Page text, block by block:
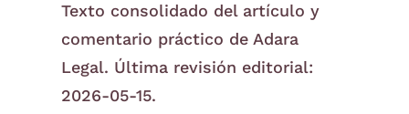
Texto consolidado del artículo y
comentario práctico de Adara
Legal. Última revisión editorial:
2026-05-15.